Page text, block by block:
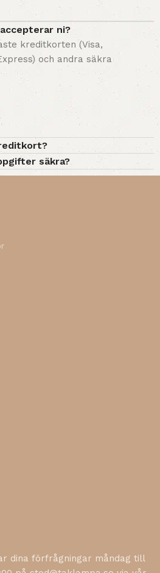
ni?
kreditkorten (Visa,
och andra säkra
säkra?
dina förfrågningar måndag till